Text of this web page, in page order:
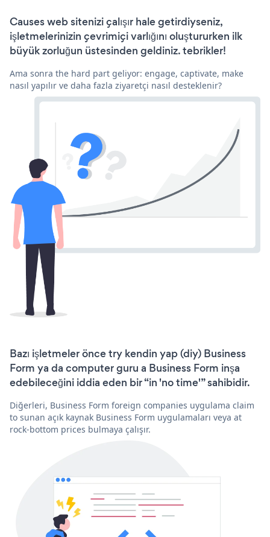
Causes web sitenizi çalışır hale getirdiyseniz,
işletmelerinizin çevrimiçi varlığını oluştururken ilk
büyük zorluğun üstesinden geldiniz. tebrikler!
Ama sonra the hard part geliyor: engage, captivate, make
nasıl yapılır ve daha fazla ziyaretçi nasıl desteklenir?
Bazı işletmeler önce try kendin yap (diy) Business
Form ya da computer guru a Business Form inşa
edebileceğini iddia eden bir “in 'no time'” sahibidir.
Diğerleri, Business Form foreign companies uygulama claim
to sunan açık kaynak Business Form uygulamaları veya at
rock-bottom prices bulmaya çalışır.